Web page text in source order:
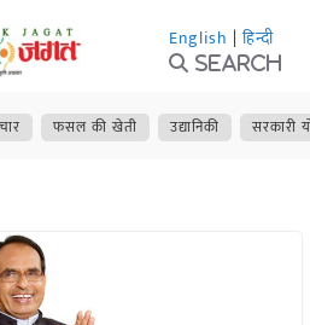
English | हिन्दी
Search
फसल की खेती उद्यानिकी सरकारी